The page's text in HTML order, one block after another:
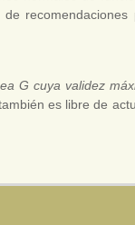
recomendaciones
G cuya validez
es libre de